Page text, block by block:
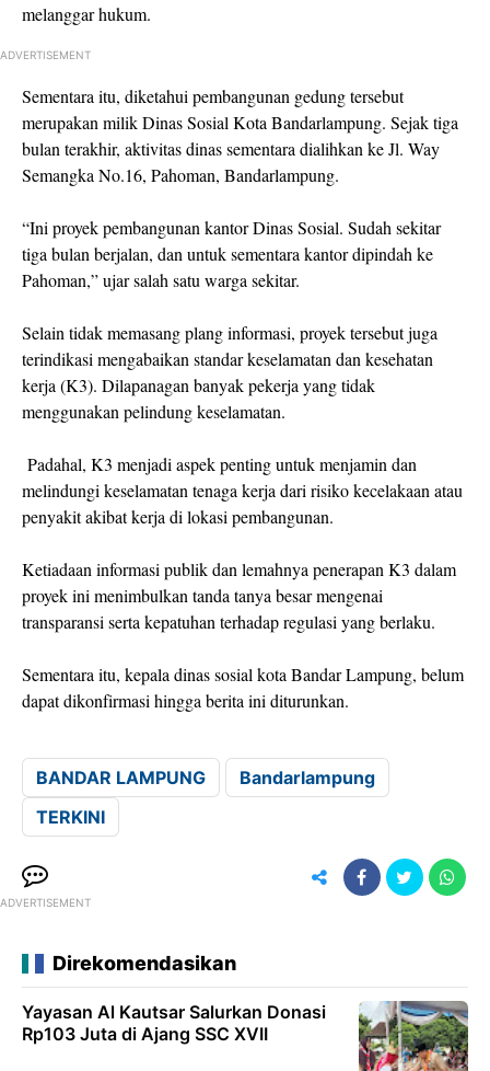
melanggar hukum.
ADVERTISEMENT
Sementara itu, diketahui pembangunan gedung tersebut
merupakan milik Dinas Sosial Kota Bandarlampung. Sejak tiga
bulan terakhir, aktivitas dinas sementara dialihkan ke Jl. Way
Semangka No.16, Pahoman, Bandarlampung.
“Ini proyek pembangunan kantor Dinas Sosial. Sudah sekitar
tiga bulan berjalan, dan untuk sementara kantor dipindah ke
Pahoman,” ujar salah satu warga sekitar.
Selain tidak memasang plang informasi, proyek tersebut juga
terindikasi mengabaikan standar keselamatan dan kesehatan
kerja (K3). Dilapanagan banyak pekerja yang tidak
menggunakan pelindung keselamatan.
Padahal, K3 menjadi aspek penting untuk menjamin dan
melindungi keselamatan tenaga kerja dari risiko kecelakaan atau
penyakit akibat kerja di lokasi pembangunan.
Ketiadaan informasi publik dan lemahnya penerapan K3 dalam
proyek ini menimbulkan tanda tanya besar mengenai
transparansi serta kepatuhan terhadap regulasi yang berlaku.
Sementara itu, kepala dinas sosial kota Bandar Lampung, belum
dapat dikonfirmasi hingga berita ini diturunkan.
BANDAR LAMPUNG
Bandarlampung
TERKINI
ADVERTISEMENT
Direkomendasikan
Yayasan Al Kautsar Salurkan Donasi
Rp103 Juta di Ajang SSC XVII